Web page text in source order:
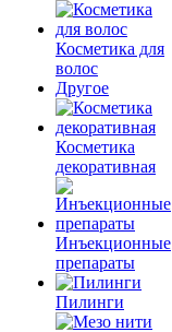
Косметика для
волос
Другое
Косметика
декоративная
Инъекционные
препараты
Пилинги